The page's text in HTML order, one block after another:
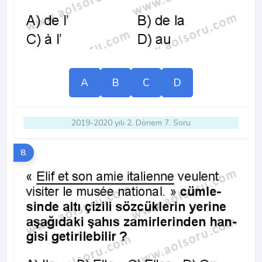
A B C D
2019-2020 yılı 2. Dönem 7. Soru
8.